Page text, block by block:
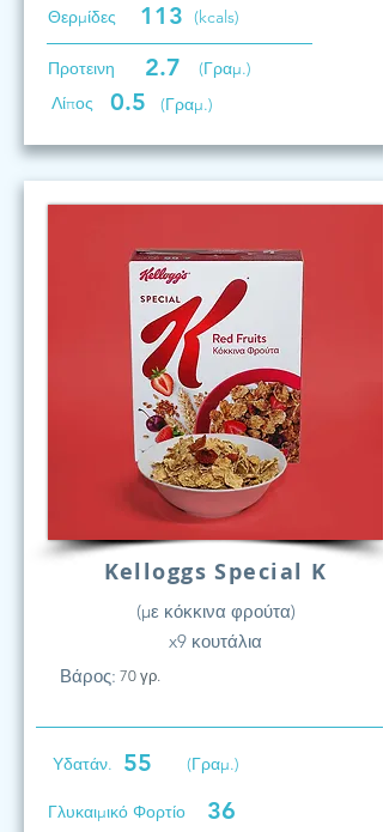
Θερμίδες 113 (kcals)
Προτεινη 2.7
(Γραμ.)
Λίπος
0.5 (Γραμ.)
Kelloggs Special K
(με κόκκινα φρούτα)
x9 κουτάλια
Βάρος: 70 γρ.
Υδατάν. 55 (Γραμ.)
Γλυκαιμικό Φορτίο 36